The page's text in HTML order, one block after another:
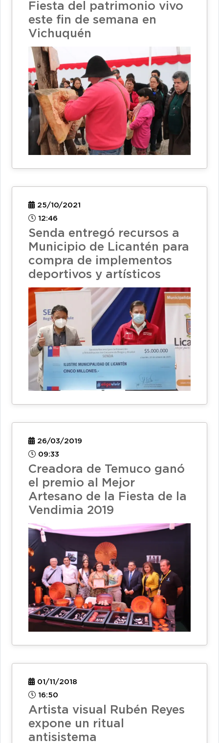
Fiesta del patrimonio vivo
este fin de semana en
Vichuquén
25/10/2021
12:46
Senda entregó recursos a
Municipio de Licantén para
compra de implementos
deportivos y artísticos
26/03/2019
09:33
Creadora de Temuco ganó
el premio al Mejor
Artesano de la Fiesta de la
Vendimia 2019
01/11/2018
16:50
Artista visual Rubén Reyes
expone un ritual
antisistema